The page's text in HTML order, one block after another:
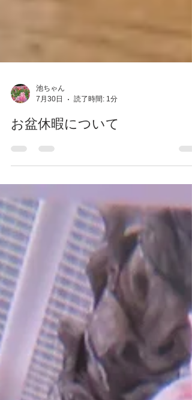
7月30日
読了時間: 1分
お盆休暇について